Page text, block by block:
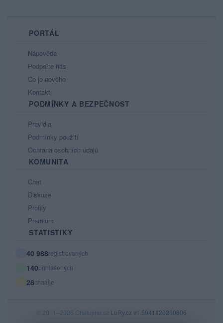
PORTÁL
Nápověda
Podpořte nás
Co je nového
Kontakt
PODMÍNKY A BEZPEČNOST
Pravidla
Podmínky použití
Ochrana osobních údajů
KOMUNITA
Chat
Diskuze
Profily
Premium
STATISTIKY
40 988registrovaných
140přihlášených
28chatuje
© 2011–2026 Chatujme.cz LuRy.cz v1.5941#20260806